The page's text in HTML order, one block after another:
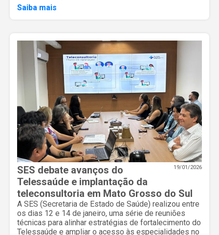
Saiba mais
19/01/2026
SES debate avanços do
Telessaúde e implantação da
teleconsultoria em Mato Grosso do Sul
A SES (Secretaria de Estado de Saúde) realizou entre
os dias 12 e 14 de janeiro, uma série de reuniões
técnicas para alinhar estratégias de fortalecimento do
Telessaúde e ampliar o acesso às especialidades no